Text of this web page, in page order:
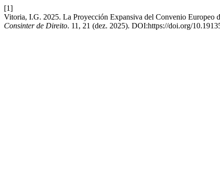
[1]
Vitoria, I.G. 2025. La Proyección Expansiva del Convenio Europeo
Consinter de Direito. 11, 21 (dez. 2025). DOI:https://doi.org/